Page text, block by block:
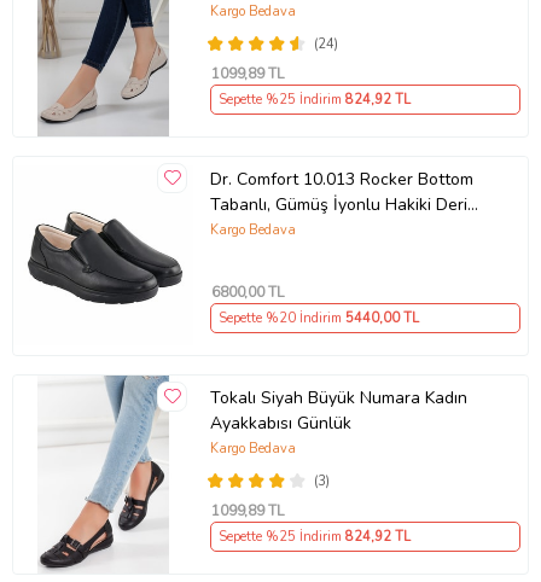
(24)
Kargo Bedava
1099,89 TL
Sepette %25 İndirim 824,92 TL
Dr. Comfort 10.013 Rocker Bottom
Tabanlı, Gümüş İyonlu Hakiki Deri
Erkek Ayakkabısı
Kargo Bedava
6800,00 TL
Sepette %20 İndirim 5440,00 TL
Tokalı Siyah Büyük Numara Kadın
Ayakkabısı Günlük
(3)
Kargo Bedava
1099,89 TL
Sepette %25 İndirim 824,92 TL